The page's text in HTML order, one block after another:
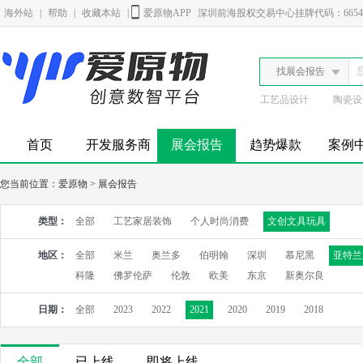
海外站 帮助 收藏本站 爱原物APP 深圳前海股权交易中心挂牌代码：
找展会报告
工艺品设计 陶瓷
首页 开发服务商 展会报告 趋势爆款 案例
您当前位置： 爱原物 > 展会报告
类型： 全部 工艺家居装饰 个人时尚消费 文创文具玩具
地区： 全部 米兰 奥兰多 伯明翰 深圳 慕尼黑
亚特
科隆
佛罗伦萨 伦敦 欧美 东京 新奥尔良
日期： 全部 2023 2022 2021 2020 2019 2018